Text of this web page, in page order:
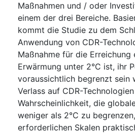
Maßnahmen und / oder
einem der drei Bereiche.
kommt die Studie zu dem
Anwendung von CDR-
Maßnahme für die Erreichung
Erwärmung unter 2°C ist, ihr
voraussichtlich begrenzt sein
Verlass auf CDR-
Wahrscheinlichkeit, die
weniger als 2°C zu
erforderlichen Skalen